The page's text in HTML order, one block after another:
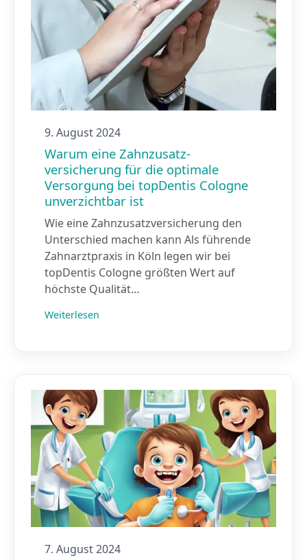
9. August 2024
Warum eine Zahnzusatz­
versicherung für die optimale
Versorgung bei topDentis Cologne
unverzichtbar ist
Wie eine Zahnzusatz­versicherung den
Unterschied machen kann Als führende
Zahnarztpraxis in Köln legen wir bei
topDentis Cologne größten Wert auf
höchste Qualität…
Weiterlesen
7. August 2024